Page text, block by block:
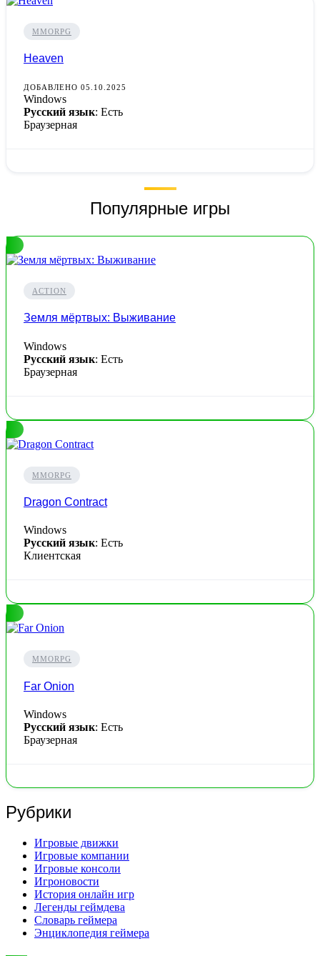
MMORPG
Heaven
ДОБАВЛЕНО 05.10.2025
Windows
Русский язык: Есть
Браузерная
Популярные игры
ACTION
Земля мёртвых: Выживание
Windows
Русский язык: Есть
Браузерная
MMORPG
Dragon Contract
Windows
Русский язык: Есть
Клиентская
MMORPG
Far Onion
Windows
Русский язык: Есть
Браузерная
Рубрики
Игровые движки
Игровые компании
Игровые консоли
Игроновости
История онлайн игр
Легенды геймдева
Словарь геймера
Энциклопедия геймера